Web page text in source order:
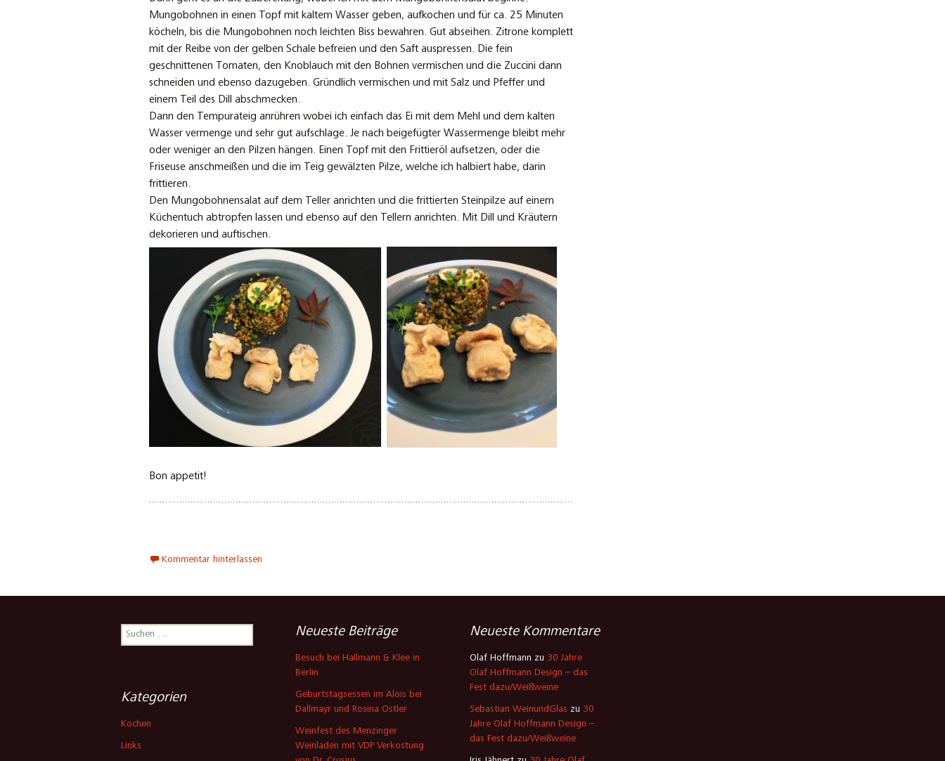
Mungobohnen in einen Topf mit kaltem Wasser geben, aufkochen und für ca. 25 Minuten
köcheln, bis die Mungobohnen noch leichten Biss bewahren. Gut abseihen. Zitrone komplett
mit der Reibe von der gelben Schale befreien und den Saft auspressen. Die fein
geschnittenen Tomaten, den Knoblauch mit den Bohnen vermischen und die Zuccini dann
schneiden und ebenso dazugeben. Gründlich vermischen und mit Salz und Pfeffer und
einem Teil des Dill abschmecken.
Dann den Tempurateig anrühren wobei ich einfach das Ei mit dem Mehl und dem kalten
Wasser vermenge und sehr gut aufschlage. Je nach beigefügter Wassermenge bleibt mehr
oder weniger an den Pilzen hängen. Einen Topf mit den Frittieröl aufsetzen, oder die
Friseuse anschmeißen und die im Teig gewälzten Pilze, welche ich halbiert habe, darin
frittieren.
Den Mungobohnensalat auf dem Teller anrichten und die frittierten Steinpilze auf einem
Küchentuch abtropfen lassen und ebenso auf den Tellern anrichten. Mit Dill und Kräutern
dekorieren und auftischen.
Bon appetit!
Kommentar hinterlassen
Suchen
nach:
Neueste Beiträge
Besuch bei Hallmann & Klee in
Berlin
Geburtstagsessen im Alois bei
Dallmayr und Rosina Ostler
Weinfest des Menzinger
Weinladen mit VDP Verkostung
Neueste Kommentare
Olaf Hoffmann zu 30 Jahre
Olaf Hoffmann Design – das
Fest dazu/Weißweine
Sebastian WeinundGlas zu 30
Jahre Olaf Hoffmann Design –
das Fest dazu/Weißweine
Kategorien
Kochen
Links